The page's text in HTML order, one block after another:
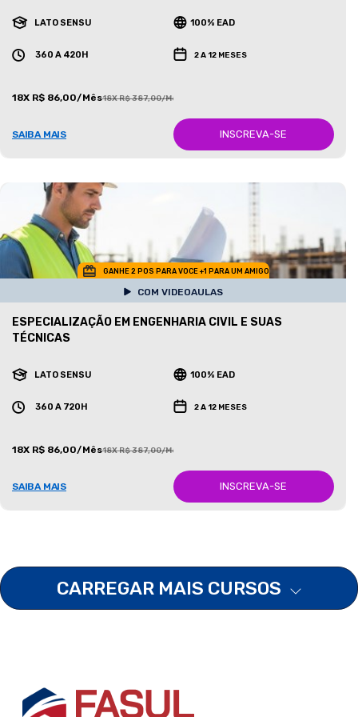
LATO SENSU 100% EAD
360 A 420H 2 A 12 MESES
18X R$ 86,00/Mês18X R$ 387,00/Mês
SAIBA MAIS INSCREVA-SE
GANHE 2 POS PARA VOCE +1 PARA UM AMIGO
COM VIDEOAULAS
ESPECIALIZAÇÃO EM ENGENHARIA CIVIL E SUAS
TÉCNICAS
LATO SENSU 100% EAD
360 A 720H 2 A 12 MESES
18X R$ 86,00/Mês18X R$ 387,00/Mês
SAIBA MAIS INSCREVA-SE
CARREGAR MAIS CURSOS